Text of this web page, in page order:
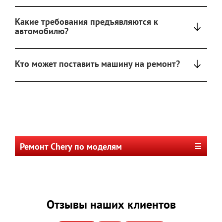
Какие требования предъявляются к
автомобилю?
Кто может поставить машину на ремонт?
Ремонт Chery по моделям
Отзывы наших клиентов